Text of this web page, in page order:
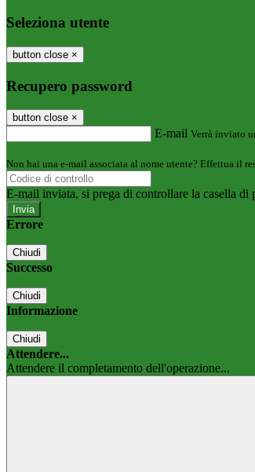
Seleziona utente
button close ×
Recupero password
button close ×
E-mail Verrà inviato
Non hai una e-mail associata al nome utente? Effettua il
E-mail inviata, si prega di controllare la casella di
Errore
Chiudi
Successo
Chiudi
Informazione
Chiudi
Attendere...
Attendere il completamento dell'operazione...